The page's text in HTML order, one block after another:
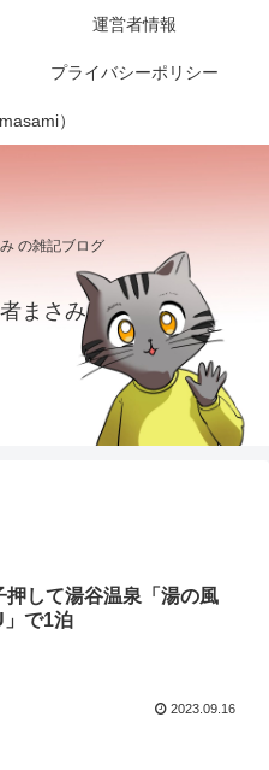
の雑記ブログ
まさみ
運営者情報
プライバシーポリシー
）
押して湯谷温泉「湯の風
」で1泊
2023.09.16